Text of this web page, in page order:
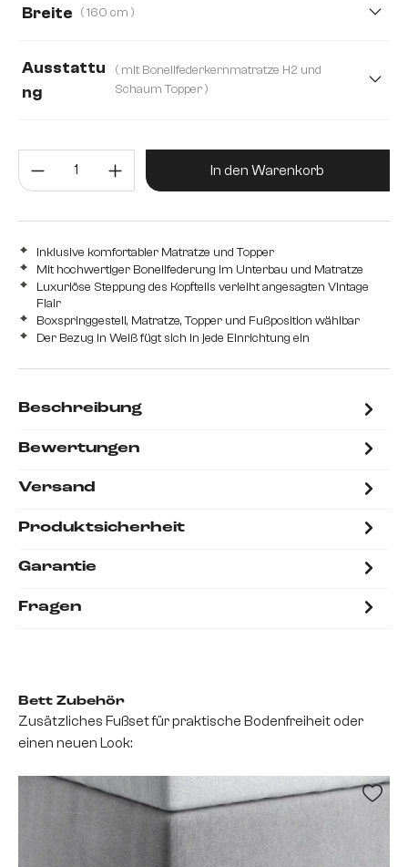
Breite ( 160 cm )
200 cm
Ausstattu
ng
( mit Bonellfederkernmatratze H2 und
Schaum Topper )
mit Taschenfederkernmatratze H2/H3 und Visco Topper
Produkt Anzahl: Gib den
In den Warenkorb
Inklusive komfortabler Matratze und Topper
Mit hochwertiger Bonellfederung im Unterbau und Matratze
Luxuriöse Steppung des Kopfteils verleiht angesagten Vintage
Flair
Boxspringgestell, Matratze, Topper und Fußposition wählbar
Der Bezug in Weiß fügt sich in jede Einrichtung ein
Beschreibung
Bewertungen
Versand
Produktsicherheit
Garantie
Fragen
Bett Zubehör
Zusätzliches Fußset für praktische Bodenfreiheit oder
einen neuen Look: